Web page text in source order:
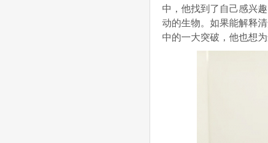
中，他找到了自己感兴
动的生物。如果能解释
中的一大突破，他也想